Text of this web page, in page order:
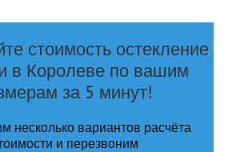
стоимость остекление
в Королеве по вашим
за 5 минут!
несколько вариантов расчёта
и перезвоним